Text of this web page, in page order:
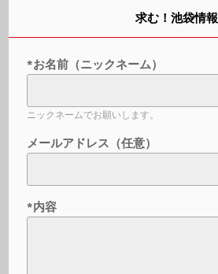
求む！池袋情報
*お名前（ニックネーム）
ニックネームでお願いします。
メールアドレス（任意）
*内容